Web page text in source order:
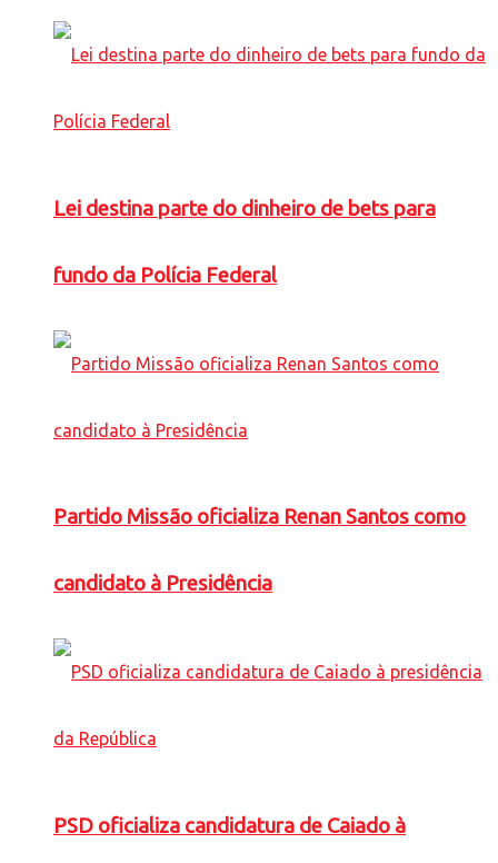
Lei destina parte do dinheiro de bets para
fundo da Polícia Federal
Partido Missão oficializa Renan Santos como
candidato à Presidência
PSD oficializa candidatura de Caiado à